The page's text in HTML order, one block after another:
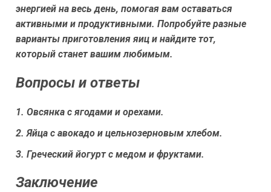
энергией на весь день, помогая вам оставаться
активными и продуктивными. Попробуйте разные
варианты приготовления яиц и найдите тот,
который станет вашим любимым.
Вопросы и ответы
1. Овсянка с ягодами и орехами.
2. Яйца с авокадо и цельнозерновым хлебом.
3. Греческий йогурт с медом и фруктами.
Заключение